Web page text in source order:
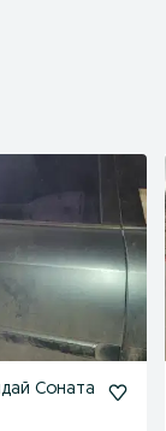
Соната